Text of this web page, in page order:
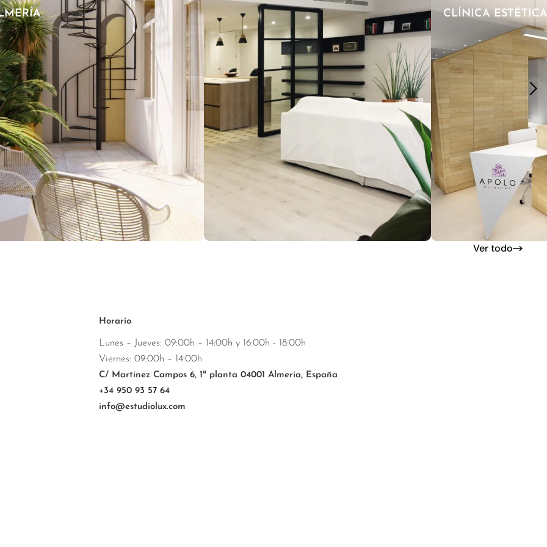
CLÍNICA ESTÉTICA
Ver todo
Horario
Lunes – Jueves: 09:00h – 14:00h y 16:00h - 18:00h
Viernes: 09:00h – 14:00h
C/ Martínez Campos 6, 1ª planta 04001 Almería, España
+34 950 93 57 64
info@estudiolux.com